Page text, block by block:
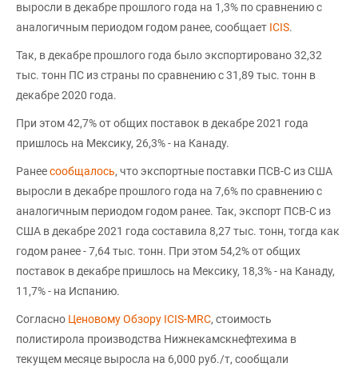
выросли в декабре прошлого года на 1,3% по сравнению с
аналогичным периодом годом ранее, сообщает ICIS.
Так, в декабре прошлого года было экспортировано 32,32
тыс. тонн ПС из страны по сравнению с 31,89 тыс. тонн в
декабре 2020 года.
При этом 42,7% от общих поставок в декабре 2021 года
пришлось на Мексику, 26,3% - на Канаду.
Ранеесообщалось, что экспортные поставки ПСВ-С из США
выросли в декабре прошлого года на 7,6% по сравнению с
аналогичным периодом годом ранее. Так, экспорт ПСВ-С из
США в декабре 2021 года составила 8,27 тыс. тонн, тогда как
годом ранее - 7,64 тыс. тонн. При этом 54,2% от общих
поставок в декабре пришлось на Мексику, 18,3% - на Канаду,
11,7% - на Испанию.
Согласно Ценовому Обзору ICIS-MRC, стоимость
полистирола производства Нижнекамскнефтехима в
текущем месяце выросла на 6,000 руб./т, сообщали